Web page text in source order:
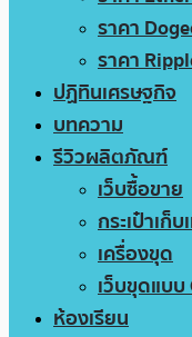
ราคา
ราคา
ปฏิทินเศรษฐกิจ
บทความ
รีวิวผลิตภัณฑ์
เว็บซื้อขาย
กระเป๋าเก็
เครื่องขุด
เว็บขุดแบ
ห้องเรียน